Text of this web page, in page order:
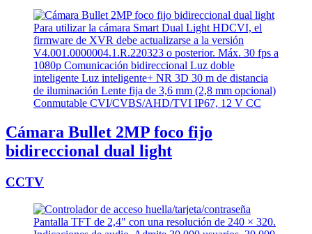
Cámara Bullet 2MP foco fijo
bidireccional dual light
CCTV